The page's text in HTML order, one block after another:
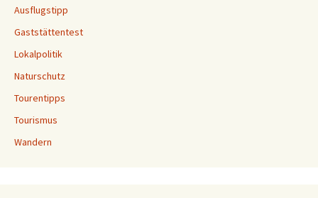
Ausflugstipp
Gaststättentest
Lokalpolitik
Naturschutz
Tourentipps
Tourismus
Wandern